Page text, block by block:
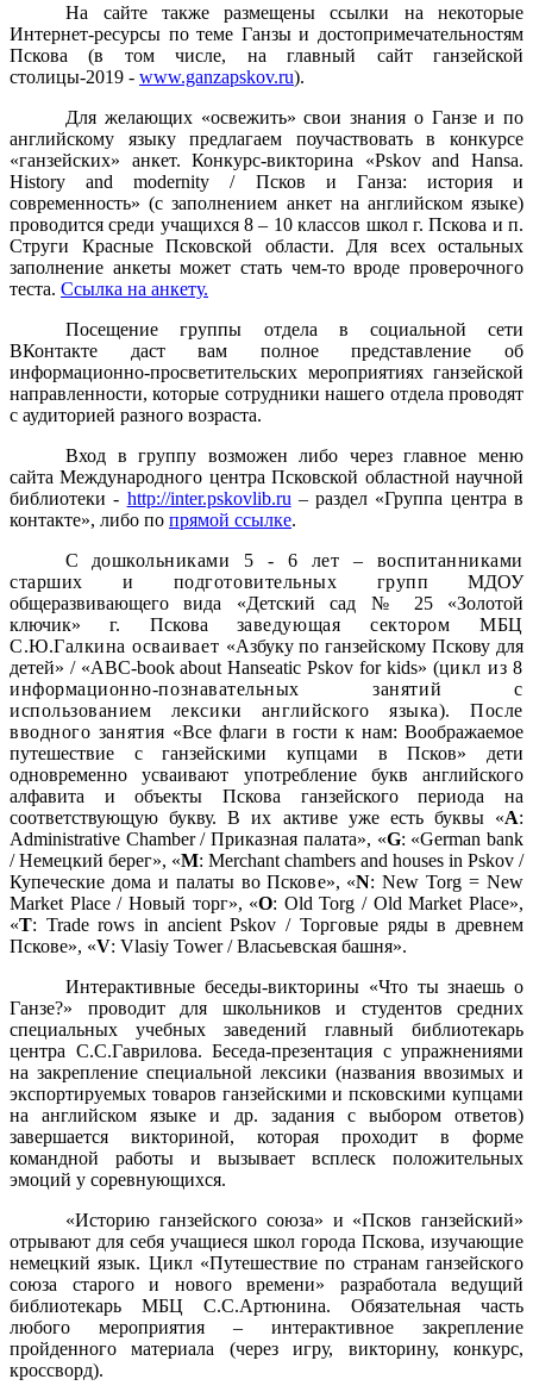
На сайте также размещены ссылки на некоторые
Интернет-ресурсы по теме Ганзы и достопримечательностям
Пскова (в том числе, на главный сайт ганзейской
столицы-2019 - www.ganzapskov.ru).
Для желающих «освежить» свои знания о Ганзе и по
английскому языку предлагаем поучаствовать в конкурсе
«ганзейских» анкет. Конкурс-викторина «PskovandHansa.
Historyandmodernity/ Псков и Ганза: история и
современность»(с заполнением анкет на английском языке)
проводится среди учащихся 8 – 10 классов школ г. Пскова и п.
Струги Красные Псковской области. Для всех остальных
заполнение анкеты может стать чем-то вроде проверочного
теста. Ссылка на анкету.
Посещение группы отдела в социальной сети
ВКонтакте даст вам полное представление об
информационно-просветительских мероприятиях ганзейской
направленности, которые сотрудники нашего отдела проводят
с аудиторией разного возраста.
Вход в группу возможен либо через главное меню
сайта Международного центра Псковской областной научной
библиотеки - http://inter.pskovlib.ru – раздел «Группа центра в
контакте», либо по прямой ссылке.
С дошкольниками 5 - 6 лет – воспитанниками
старших и подготовительных групп МДОУ
общеразвивающего вида «Детский сад № 25 «Золотой
ключик» г. Пскова заведующая сектором МБЦ
С.Ю.Галкина осваивает «Азбуку по ганзейскому Пскову для
детей» / «ABC-book about Hanseatic Pskov for kids» (цикл из 8
информационно-познавательных занятий с
использованием лексики английского языка). После
вводного занятия «Все флаги в гости к нам: Воображаемое
путешествие с ганзейскими купцами в Псков» дети
одновременно усваивают употребление букв английского
алфавита и объекты Пскова ганзейского периода на
соответствующую букву. В их активе уже есть буквы «А:
Administrative Chamber / Приказная палата», «G: «German bank
/ Немецкий берег», «М: Merchant chambers and houses in Pskov /
Купеческие дома и палаты во Пскове», «N: New Torg = New
Market Place / Новый торг», «О: Old Torg / Old Market Place»,
«T: Trade rows in ancient Pskov / Торговые ряды в древнем
Пскове», «V: Vlasiy Tower / Власьевская башня».
Интерактивные беседы-викторины «Что ты знаешь о
Ганзе?» проводит для школьников и студентов средних
специальных учебных заведений главный библиотекарь
центра С.С.Гаврилова. Беседа-презентация с упражнениями
на закрепление специальной лексики (названия ввозимых и
экспортируемых товаров ганзейскими и псковскими купцами
на английском языке и др. задания с выбором ответов)
завершается викториной, которая проходит в форме
командной работы и вызывает всплеск положительных
эмоций у соревнующихся.
«Историю ганзейского союза» и «Псков ганзейский»
отрывают для себя учащиеся школ города Пскова, изучающие
немецкий язык. Цикл «Путешествие по странам ганзейского
союза старого и нового времени» разработала ведущий
библиотекарь МБЦ С.С.Артюнина. Обязательная часть
любого мероприятия – интерактивное закрепление
пройденного материала (через игру, викторину, конкурс,
кроссворд).